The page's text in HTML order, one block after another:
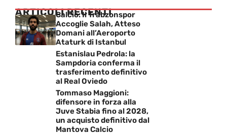
ARTICOLI RECENTI
Calcio: Il Trabzonspor
Accoglie Salah, Atteso
Domani all’Aeroporto
Ataturk di Istanbul
Estanislau Pedrola: la
Sampdoria conferma il
trasferimento definitivo
al Real Oviedo
Tommaso Maggioni:
difensore in forza alla
Juve Stabia fino al 2028,
un acquisto definitivo dal
Mantova Calcio